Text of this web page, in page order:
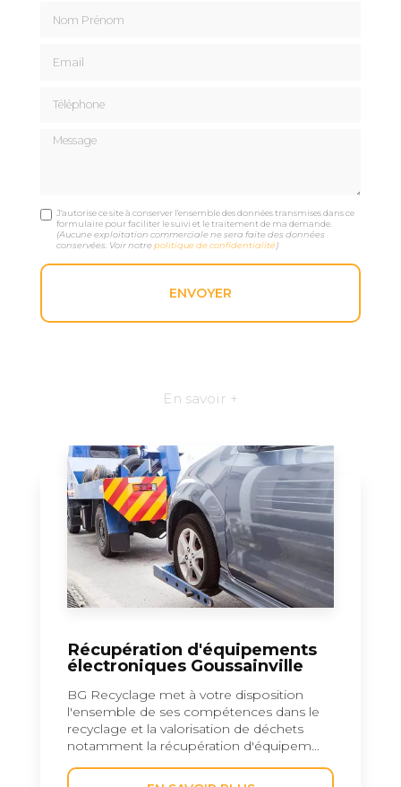
Message
J'autorise ce site à conserver l'ensemble des données transmises dans ce
formulaire pour faciliter le suivi et le traitement de ma demande.
(Aucune exploitation commerciale ne sera faite des données
conservées. Voir notrepolitique de confidentialité)
En savoir +
Récupération d'équipements
électroniques Goussainville
BG Recyclage met à votre disposition
l'ensemble de ses compétences dans le
recyclage et la valorisation de déchets
notamment la récupération d'équipem...